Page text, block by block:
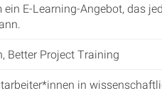
E-Learning-Angebot, das
Better Project Training
in